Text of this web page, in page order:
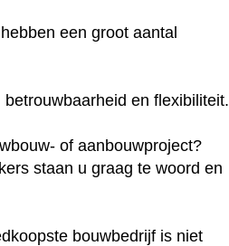
een groot aantal
en flexibiliteit.
of aanbouwproject?
staan u graag te woord en
bouwbedrijf is niet